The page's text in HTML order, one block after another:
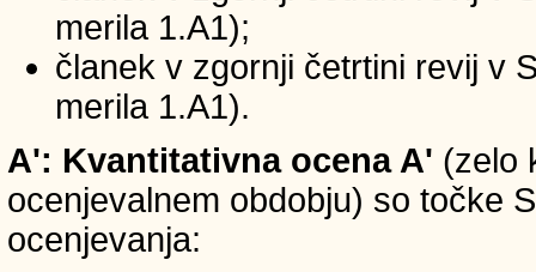
merila 1.A1);
članek v zgornji četrtini revij v
merila 1.A1).
A': Kvantitativna ocena A' (zelo
ocenjevalnem obdobju) so točke
ocenjevanja: